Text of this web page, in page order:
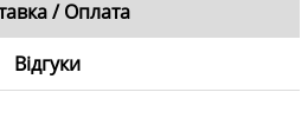
/ Оплата
Відгуки